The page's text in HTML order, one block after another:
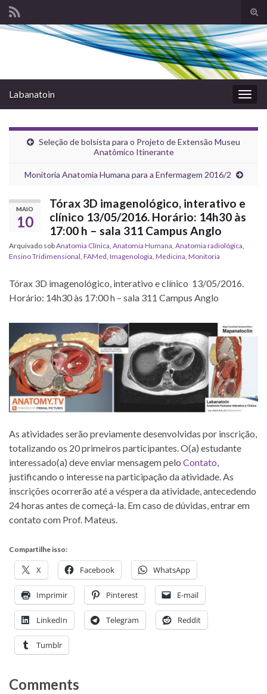
de
Search for:
Labanatoin
Seleção de bolsista para o Projeto de Extensão Museu
Anatômico Itinerante
Monitoria Anatomia Humana para a Enfermagem 2016/2
MAIO
10
Tórax 3D imagenológico, interativo e
clínico 13/05/2016. Horário: 14h30 às
17:00 h – sala 311 Campus Anglo
Arquivado sobAnatomia Clínica, Anatomia Humana, Anatomia radiológica,
Ensino Tridimensional, FAMed, Imagenologia, Medicina, Monitoria
Tórax 3D imagenológico, interativo e clínico 13/05/2016.
Horário: 14h30 às 17:00 h – sala 311 Campus Anglo
As atividades serão previamente desenvolvidas por inscrição,
totalizando os 20 primeiros participantes. O(a) estudante
interessado(a) deve enviar mensagem pelo Contato,
justificando o interesse na participação da atividade. As
inscrições ocorrerão até a véspera da atividade, antecedendo
24 horas antes de começá-la. Em caso de dúvidas, entrar em
contato com Prof. Mateus.
Compartilhe isso:
X Facebook WhatsApp
Imprimir Pinterest E-mail
LinkedIn Telegram Reddit
Tumblr
Comments